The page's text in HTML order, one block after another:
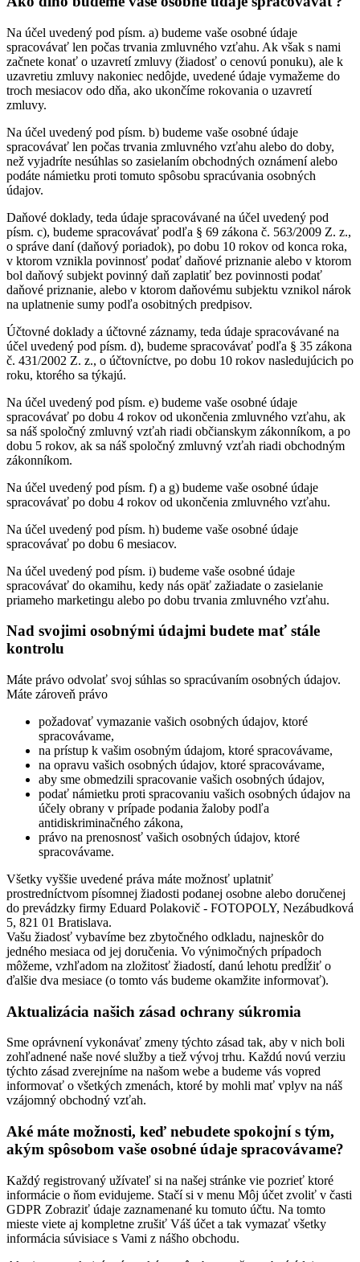
Na účel uvedený pod písm. a) budeme vaše osobné údaje
spracovávať len počas trvania zmluvného vzťahu. Ak však s nami
začnete konať o uzavretí zmluvy (žiadosť o cenovú ponuku), ale k
uzavretiu zmluvy nakoniec nedôjde, uvedené údaje vymažeme do
troch mesiacov odo dňa, ako ukončíme rokovania o uzavretí
zmluvy.
Na účel uvedený pod písm. b) budeme vaše osobné údaje
spracovávať len počas trvania zmluvného vzťahu alebo do doby,
než vyjadríte nesúhlas so zasielaním obchodných oznámení alebo
podáte námietku proti tomuto spôsobu spracúvania osobných
údajov.
Daňové doklady, teda údaje spracovávané na účel uvedený pod
písm. c), budeme spracovávať podľa § 69 zákona č. 563/2009 Z. z.,
o správe daní (daňový poriadok), po dobu 10 rokov od konca roka,
v ktorom vznikla povinnosť podať daňové priznanie alebo v ktorom
bol daňový subjekt povinný daň zaplatiť bez povinnosti podať
daňové priznanie, alebo v ktorom daňovému subjektu vznikol nárok
na uplatnenie sumy podľa osobitných predpisov.
Účtovné doklady a účtovné záznamy, teda údaje spracovávané na
účel uvedený pod písm. d), budeme spracovávať podľa § 35 zákona
č. 431/2002 Z. z., o účtovníctve, po dobu 10 rokov nasledujúcich po
roku, ktorého sa týkajú.
Na účel uvedený pod písm. e) budeme vaše osobné údaje
spracovávať po dobu 4 rokov od ukončenia zmluvného vzťahu, ak
sa náš spoločný zmluvný vzťah riadi občianskym zákonníkom, a po
dobu 5 rokov, ak sa náš spoločný zmluvný vzťah riadi obchodným
zákonníkom.
Na účel uvedený pod písm. f) a g) budeme vaše osobné údaje
spracovávať po dobu 4 rokov od ukončenia zmluvného vzťahu.
Na účel uvedený pod písm. h) budeme vaše osobné údaje
spracovávať po dobu 6 mesiacov.
Na účel uvedený pod písm. i) budeme vaše osobné údaje
spracovávať do okamihu, kedy nás opäť zažiadate o zasielanie
priameho marketingu alebo po dobu trvania zmluvného vzťahu.
Nad svojimi osobnými údajmi budete mať stále
kontrolu
Máte právo odvolať svoj súhlas so spracúvaním osobných údajov.
Máte zároveň právo
požadovať vymazanie vašich osobných údajov, ktoré
spracovávame,
na prístup k vašim osobným údajom, ktoré spracovávame,
na opravu vašich osobných údajov, ktoré spracovávame,
aby sme obmedzili spracovanie vašich osobných údajov,
podať námietku proti spracovaniu vašich osobných údajov na
účely obrany v prípade podania žaloby podľa
antidiskriminačného zákona,
právo na prenosnosť vašich osobných údajov, ktoré
spracovávame.
Všetky vyššie uvedené práva máte možnosť uplatniť
prostredníctvom písomnej žiadosti podanej osobne alebo doručenej
do prevádzky firmy Eduard Polakovič - FOTOPOLY, Nezábudková
5, 821 01 Bratislava.
Vašu žiadosť vybavíme bez zbytočného odkladu, najneskôr do
jedného mesiaca od jej doručenia. Vo výnimočných prípadoch
môžeme, vzhľadom na zložitosť žiadostí, danú lehotu predĺžiť o
ďalšie dva mesiace (o tomto vás budeme okamžite informovať).
Aktualizácia našich zásad ochrany súkromia
Sme oprávnení vykonávať zmeny týchto zásad tak, aby v nich boli
zohľadnené naše nové služby a tiež vývoj trhu. Každú novú verziu
týchto zásad zverejníme na našom webe a budeme vás vopred
informovať o všetkých zmenách, ktoré by mohli mať vplyv na náš
vzájomný obchodný vzťah.
Aké máte možnosti, keď nebudete spokojní s tým,
akým spôsobom vaše osobné údaje spracovávame?
Každý registrovaný užívateľ si na našej stránke vie pozrieť ktoré
informácie o ňom evidujeme. Stačí si v menu Môj účet zvoliť v časti
GDPR Zobraziť údaje zaznamenané ku tomuto účtu. Na tomto
mieste viete aj kompletne zrušiť Váš účet a tak vymazať všetky
informácia súvisiace s Vami z nášho obchodu.